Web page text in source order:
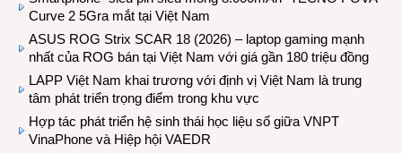
Curve 2 5Gra mắt tại Việt Nam
ASUS ROG Strix SCAR 18 (2026) – laptop gaming mạnh
nhất của ROG bán tại Việt Nam với giá gần 180 triệu đồng
LAPP Việt Nam khai trương với định vị Việt Nam là trung
tâm phát triển trọng điểm trong khu vực
Hợp tác phát triển hệ sinh thái học liệu số giữa VNPT
VinaPhone và Hiệp hội VAEDR